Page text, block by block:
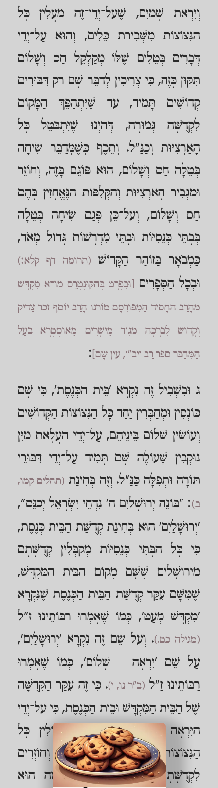
וְיִרְאַת שָׁמַיִם, שֶׁעַל־יְדֵי־זֶה מַעֲלִין כָּל
הַנִּצּוֹצוֹת מִשְּׁבִירַת כֵּלִים, וְהוּא עַל־יְדֵי
דְּבָרִים בְּטֵלִים שֶׁלּוֹ מְקַלְקֵל חַס וְשָׁלוֹם
תִּקּוּן כָּזֶה, כִּי צְרִיכִין לְדַבֵּר שָׁם רַק דִּבּוּרִים
קְדוֹשִׁים תָּמִיד, עַד שֶׁיִּתְהַפֵּךְ הַמָּקוֹם
לִקְדֻשָּׁה גְּמוּרָה, דְּהַיְנוּ שֶׁיִּתְבַּטֵּל כָּל
הָאַרְצִיּוּת וְכַנַּ"ל. וְתֵכֶף כְּשֶׁמְּדַבֵּר שִׂיחָה
בְּטֵלָה חַס וְשָׁלוֹם, הוּא פּוֹגֵם בָּזֶה, וְחוֹזֵר
וּמַגְבִּיר הָאַרְצִיּוּת וְהַקְּלִפּוֹת הַנֶּאֱחָזִין בָּהֶם
חַס וְשָׁלוֹם, וְעַל־כֵּן פְּגַם שִׂיחָה בְּטֵלָה
בְּבָתֵּי כְּנֵסִיּוֹת וּבָתֵּי מִדְרָשׁוֹת גָּדוֹל מְאֹד,
כַּמְבֹאָר בַּזוֹהַר הַקָּדוֹשׁ (תרומה דף קלא:)
וּבְכָל הַסְּפָרִים
[וּבִפְרָט בְּהַקּוּנְטְרֵס מוֹרָא מִקְדָּשׁ
מֵהָרַב הֶחָסִיד הַמְּפוּרְסָם מוֹרֵנוּ הָרַב יוֹסֵף זֵכֶר צַדִּיק
וְקָדוֹשׁ לִבְרָכָה מַגִּיד מֵישָׁרִים מֵאוֹסְטְרָא בַּעַל
הַמְּחַבֵּר סֵפֶר רַב יֵיבִ"י, עַיֵּן שָׁם] :
ג וּבִשְׁבִיל זֶה נִקְרָא 'בֵּית הַכְּנֶסֶת', כִּי שָׁם
כּוֹנְסִין וּמְחַבְּרִין יַחַד כָּל הַנִּצּוֹצוֹת הַקְּדוֹשִׁים
וְעוֹשִׂין שָׁלוֹם בֵּינֵיהֶם, עַל־יְדֵי הַעֲלָאַת מַיִּן
נוּקְבִין שֶׁעוֹלֶה שָׁם תָּמִיד עַל־יְדֵי דִּבּוּרֵי
תּוֹרָה וּתְפִלָּה כַּנַּ"ל. וְזֶה בְּחִינַת (תהלים קמו,
ב): "בּוֹנֵה יְרוּשָׁלַיִם ה' נִדְחֵי יִשְׂרָאֵל יְכַנֵּס",
'יְרוּשָׁלַיִם' הוּא בְּחִינַת קְדֻשַּׁת הַבֵּית כְּנֶסֶת,
כִּי כָּל הַבָּתֵּי כְּנֵסִיּוֹת מְקַבְּלִין קְדֻשָּׁתָם
מִירוּשָׁלַיִם שֶׁשָּׁם מְקוֹם הַבֵּית הַמִּקְדָּשׁ,
שֶׁמִּשָּׁם עִקַּר קְדֻשַּׁת הַבֵּית הַכְּנֶסֶת שֶׁנִּקְרָא
'מִקְדָּשׁ מְעַט', כְּמוֹ שֶׁאָמְרוּ רַבּוֹתֵינוּ זַ"ל
(מגילה כט.). וְעַל שֵׁם זֶה נִקְרָא 'יְרוּשָׁלַיִם',
עַל שֵׁם 'יִרְאָה – שָׁלוֹם', כְּמוֹ שֶׁאָמְרוּ
רַבּוֹתֵינוּ זַ"ל (ב"ר נו, י). כִּי זֶה עִקַּר הַקְּדֻשָּׁה
שֶׁל הַבֵּית הַמִּקְדָּשׁ וּבֵית הַכְּנֶסֶת, כִּי עַל־יְדֵי
הַיִּרְאָה נִתְבַּטְּלִין הָאַרְצִיּוּת, וְעוֹלִין כָּל
הַנִּצּוֹצוֹת וְעוֹשִׂין שָׁלוֹם בֵּינֵיהֶם וְחוֹזְרִים
לִקְדֻשָּׁתָם. נִמְצָא, שֶׁעִקַּר הַקְּדֻשָּׁה הוּא